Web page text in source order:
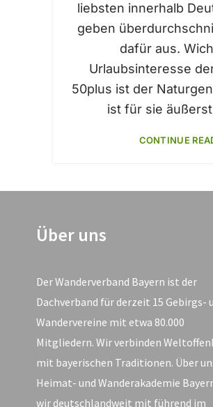
liebsten innerhalb
geben
dafür aus.
Urlaubsinteresse
50plus ist der
ist für sie
CONTINUE
Über uns
Der Wanderverband Bayern ist der
Dachverband für derzeit 15 Gebirgs-
Wandervereine mit etwa 80.000
Mitgliedern. Wir verbinden
mit bayerischen Traditionen. Über
Heimat- und Wanderakademie
wir deutschlandweit mit führend im